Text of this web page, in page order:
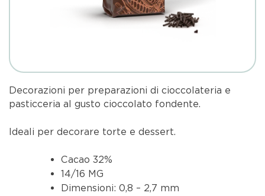
Decorazioni per preparazioni di cioccolateria e
pasticceria al gusto cioccolato fondente.
Ideali per decorare torte e dessert.
Cacao 32%
14/16 MG
Dimensioni: 0,8 – 2,7 mm